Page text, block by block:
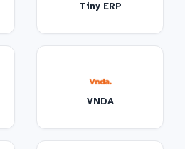
Tiny ERP
VNDA